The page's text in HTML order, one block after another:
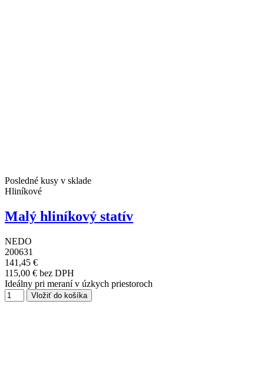
Posledné kusy v sklade
Hliníkové
Malý hliníkový statív
NEDO
200631
141,45 €
115,00 € bez DPH
Ideálny pri meraní v úzkych priestoroch
Vložiť do košíka